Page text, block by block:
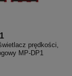
prędkości,
MP-DP1